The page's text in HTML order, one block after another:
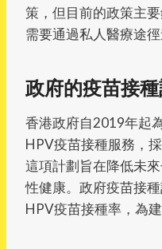
策，但目前的政策主
需要通過私人醫療途徑
政府的疫苗接種
香港政府自2019年起
HPV疫苗接種服務，
這項計劃旨在降低未
性健康。政府疫苗接
HPV疫苗接種率，為